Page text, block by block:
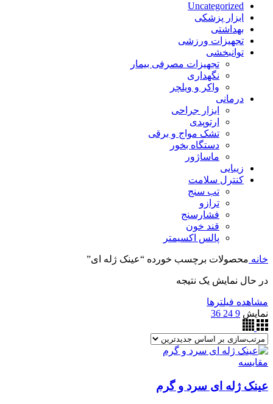
Uncategorized
ابزار پزشکی
بهداشتی
تجهیزات ورزشی
توانبخشی
تجهیزات مصرفی بیمار
نگهداری
واکر و ویلچر
درمانی
ابزار جراحی
ارتوپدی
تشک مواج و برقی
دستگاه بخور
ماساژور
زیبایی
کنترل سلامت
تب سنج
ترازو
فشارسنج
قند خون
پالس اکسیمتر
خانه محصولات برچسب خورده “عینک ژله ای”
در حال نمایش یک نتیجه
مشاهده فیلترها
نمایش 9
24
36
مقایسه
عینک ژله ای سرد و گرم